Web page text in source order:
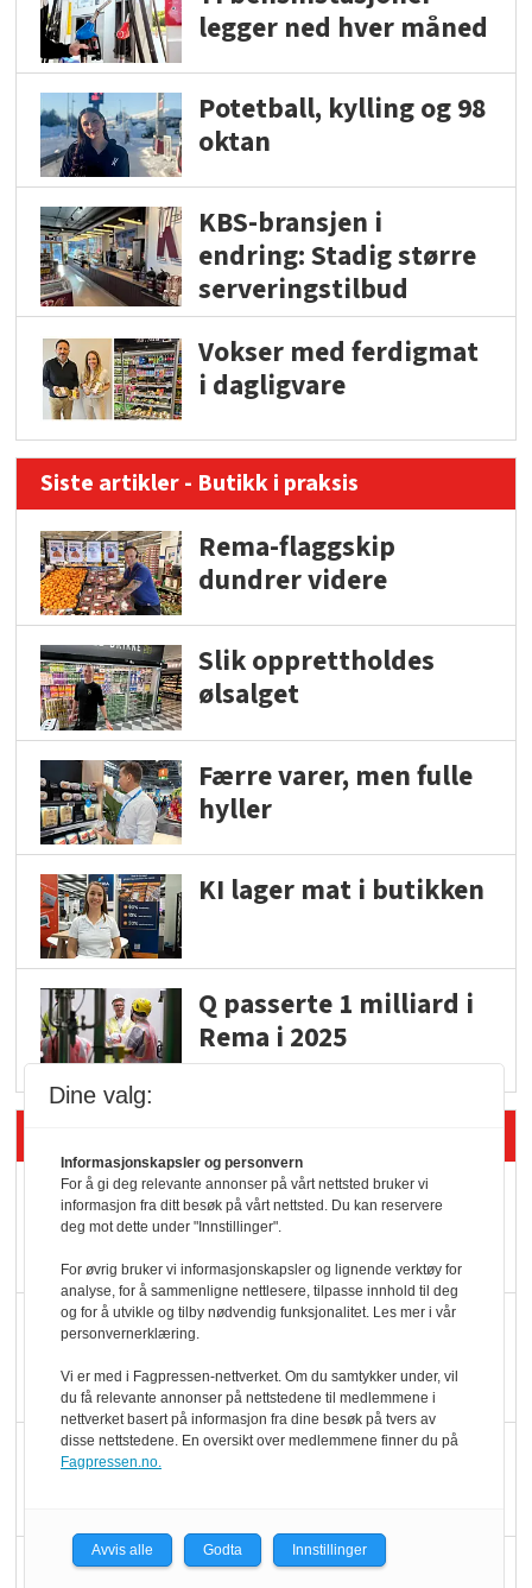
legger ned hver måned
Potetball, kylling og 98
oktan
KBS-bransjen i
endring: Stadig større
serveringstilbud
Vokser med ferdigmat
i dagligvare
Siste artikler - Butikk i praksis
Rema-flaggskip
dundrer videre
Slik opprettholdes
ølsalget
Færre varer, men fulle
hyller
KI lager mat i butikken
Q passerte 1 milliard i
Rema i 2025
Kolonihagens norske
yoghurt: Trues av
melkemangel
Marit Kolby vant
Økologisk Norge sin
hederspris
Blir enklere å velge
Kolonihagen sliter
Dine valg:
Informasjonskapsler og personvern
For å gi deg relevante annonser på vårt nettsted bruker vi
informasjon fra ditt besøk på vårt nettsted. Du kan reservere
deg mot dette under "Innstillinger".
For øvrig bruker vi informasjonskapsler og lignende verktøy for
analyse, for å sammenligne nettlesere, tilpasse innhold til deg
og for å utvikle og tilby nødvendig funksjonalitet. Les mer i vår
personvernerklæring.
Vi er med i Fagpressen-nettverket. Om du samtykker under, vil
du få relevante annonser på nettstedene til medlemmene i
nettverket basert på informasjon fra dine besøk på tvers av
disse nettstedene. En oversikt over medlemmene finner du på
Fagpressen.no.
Avvis alle Godta Innstillinger